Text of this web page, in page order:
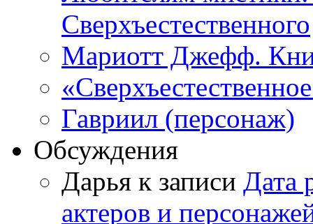
Сверхъестественного
Мариотт Джефф.
Гавриил (персонаж)
Обсуждения
Дарья к записи Дата
актеров и